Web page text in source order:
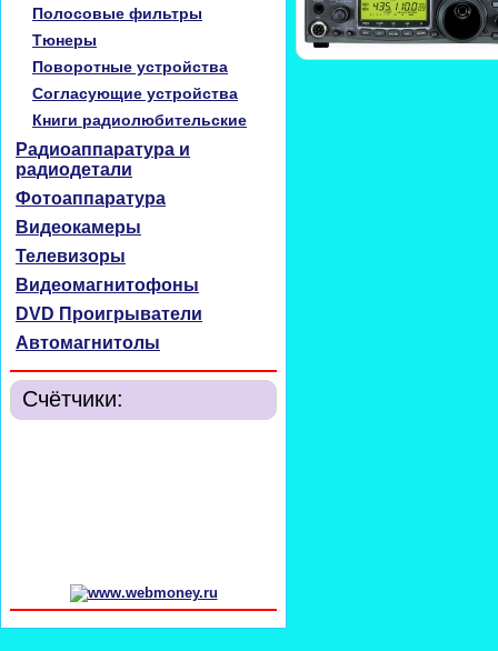
Полосовые фильтры
Тюнеры
Поворотные устройства
Согласующие устройства
Книги радиолюбительские
Радиоаппаратура и
радиодетали
Фотоаппаратура
Видеокамеры
Телевизоры
Видеомагнитофоны
DVD Проигрыватели
Автомагнитолы
Счётчики: